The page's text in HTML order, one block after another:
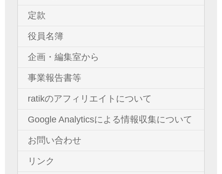
定款
役員名簿
企画・編集室から
事業報告書等
ratikのアフィリエイトについて
Google Analyticsによる情報収集について
お問い合わせ
リンク